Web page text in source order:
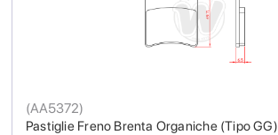
Pastiglie Freno Brenta Organiche (Tipo GG)
(AA5372)